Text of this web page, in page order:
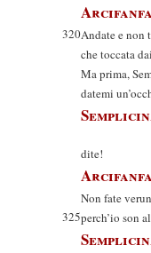
320Andate e non
che toccata
Ma prima,
datemi
dite!
Non fate
325perch’io son